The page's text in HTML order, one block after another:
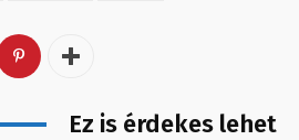
Ez is érdekes lehet